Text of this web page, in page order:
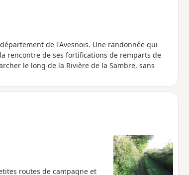
de l'Avesnois. Une randonnée qui
rencontre de ses fortifications de remparts de
le long de la Rivière de la Sambre, sans
routes de campagne et